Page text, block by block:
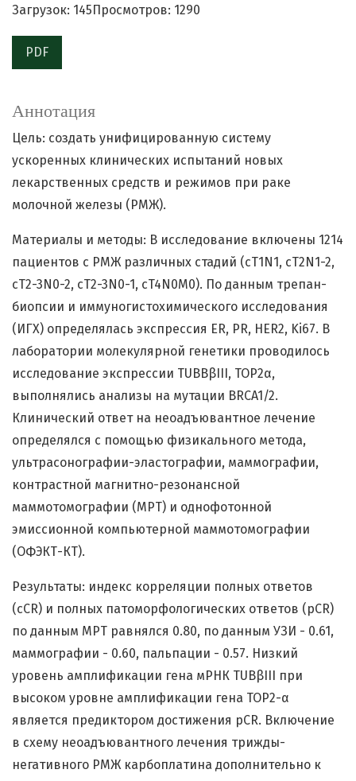
Загрузок: 145 Просмотров: 1290
PDF
Аннотация
Цель: создать унифицированную систему
ускоренных клинических испытаний новых
лекарственных средств и режимов при раке
молочной железы (РМЖ).
Материалы и методы: В исследование включены 1214
пациентов с РМЖ различных стадий (cT1N1, cT2N1-2,
cT2-3N0-2, cT2-3N0-1, cT4N0M0). По данным трепан-
биопсии и иммуногистохимического исследования
(ИГХ) определялась экспрессия ER, PR, HER2, Ki67. В
лаборатории молекулярной генетики проводилось
исследование экспрессии TUBBβIII, TOP2α,
выполнялись анализы на мутации BRCA1/2.
Клинический ответ на неоадъювантное лечение
определялся с помощью физикального метода,
ультрасонографии-эластографии, маммографии,
контрастной магнитно-резонансной
маммотомографии (МРТ) и однофотонной
эмиссионной компьютерной маммотомографии
(ОФЭКТ-КТ).
Результаты: индекс корреляции полных ответов
(cCR) и полных патоморфологических ответов (pCR)
по данным МРТ равнялся 0.80, по данным УЗИ - 0.61,
маммографии - 0.60, пальпации - 0.57. Низкий
уровень амплификации гена мРНК TUBβIII при
высоком уровне амплификации гена TOP2-α
является предиктором достижения pCR. Включение
в схему неоадъювантного лечения трижды-
негативного РМЖ карбоплатина дополнительно к